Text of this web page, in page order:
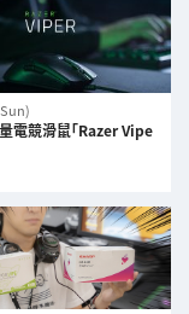
電競滑鼠「Razer Vipe